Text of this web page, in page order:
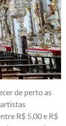
de perto as
R$ 5,00 e R$